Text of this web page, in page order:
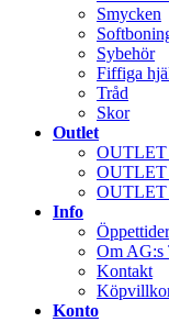
Smycken
Sybehör
Fiffiga
Tråd
Skor
Outlet
OUTLET
OUTLET
OUTLET
Info
Öppettider
Om AG:s
Kontakt
Konto